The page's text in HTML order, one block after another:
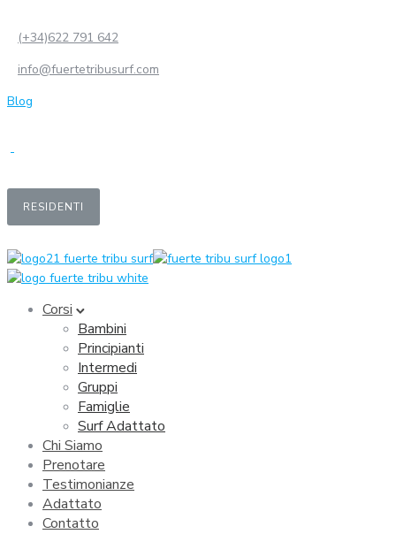
(+34)622 791 642
info@fuertetribusurf.com
Blog
RESIDENTI
Corsi
Bambini
Principianti
Intermedi
Gruppi
Famiglie
Surf Adattato
Chi Siamo
Prenotare
Testimonianze
Adattato
Contatto